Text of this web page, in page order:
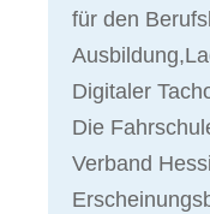
für den
Digitaler
Die
Verband